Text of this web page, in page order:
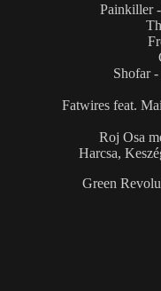
Painkiller
Shofar
Fatwires feat.
Roj Osa
Harcsa,
Green